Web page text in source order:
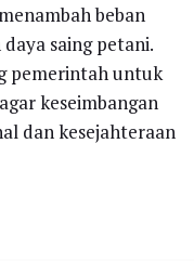
beban
saing petani.
pemerintah untuk
keseimbangan
dan kesejahteraan